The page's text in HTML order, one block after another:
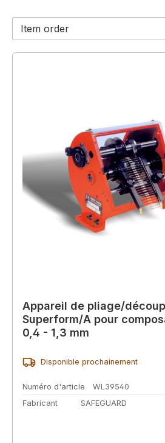
Appareil de pliage/
Superform/A pour
0,4 - 1,3 mm
Disponible prochainement
Numéro d'article
WL39540
Fabricant
SAFEGUARD